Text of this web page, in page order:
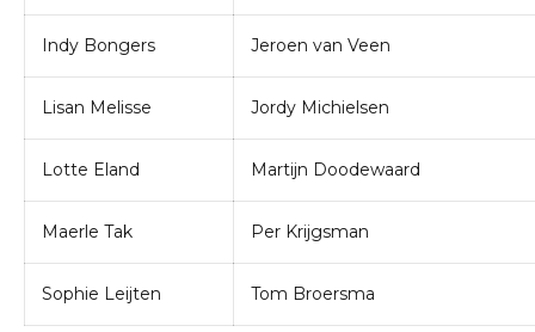
Indy Bongers Jeroen van Veen
Lisan Melisse Jordy Michielsen
Lotte Eland Martijn Doodewaard
Maerle Tak Per Krijgsman
Sophie Leijten Tom Broersma